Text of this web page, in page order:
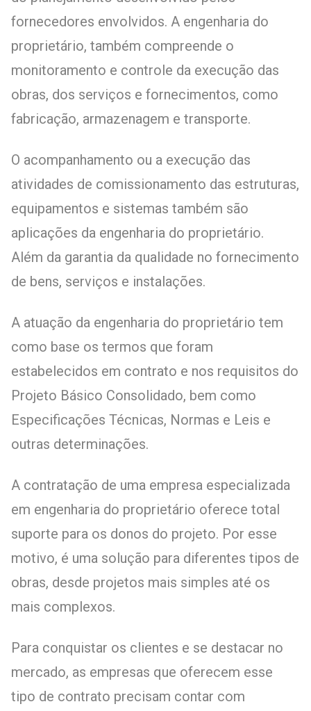
fornecedores envolvidos. A engenharia do
proprietário, também compreende o
monitoramento e controle da execução das
obras, dos serviços e fornecimentos, como
fabricação, armazenagem e transporte.
O acompanhamento ou a execução das
atividades de comissionamento das estruturas,
equipamentos e sistemas também são
aplicações da engenharia do proprietário.
Além da garantia da qualidade no fornecimento
de bens, serviços e instalações.
A atuação da engenharia do proprietário tem
como base os termos que foram
estabelecidos em contrato e nos requisitos do
Projeto Básico Consolidado, bem como
Especificações Técnicas, Normas e Leis e
outras determinações.
A contratação de uma empresa especializada
em engenharia do proprietário oferece total
suporte para os donos do projeto. Por esse
motivo, é uma solução para diferentes tipos de
obras, desde projetos mais simples até os
mais complexos.
Para conquistar os clientes e se destacar no
mercado, as empresas que oferecem esse
tipo de contrato precisam contar com